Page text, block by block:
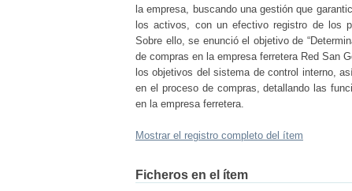
la empresa, buscando una gestión que
los activos, con un efectivo registro de los
Sobre ello, se enunció el objetivo de
de compras en la empresa ferretera Red San
los objetivos del sistema de control interno,
en el proceso de compras, detallando las
en la empresa ferretera.
Mostrar el registro completo del ítem
Ficheros en el ítem